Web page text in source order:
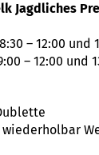
Jagdliches
– 12:00 und
– 12:00 und